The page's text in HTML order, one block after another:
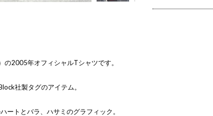
2005年オフィシャルTシャツです。
社製タグのアイテム。
ートとバラ、ハサミのグラフィック。